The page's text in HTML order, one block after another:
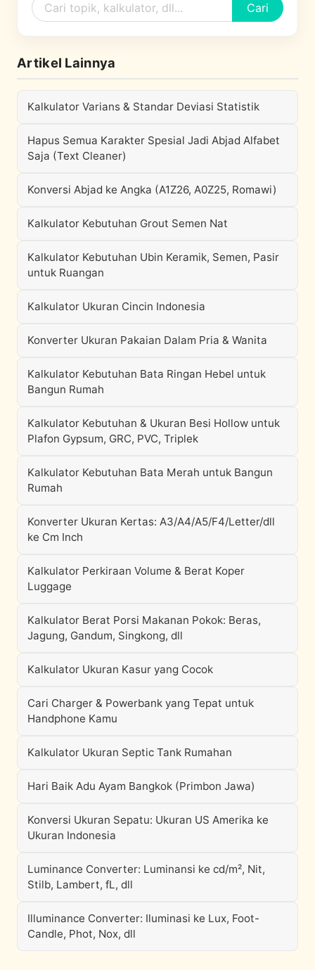
Cari
Artikel Lainnya
Kalkulator Varians & Standar Deviasi Statistik
Hapus Semua Karakter Spesial Jadi Abjad Alfabet
Saja (Text Cleaner)
Konversi Abjad ke Angka (A1Z26, A0Z25, Romawi)
Kalkulator Kebutuhan Grout Semen Nat
Kalkulator Kebutuhan Ubin Keramik, Semen, Pasir
untuk Ruangan
Kalkulator Ukuran Cincin Indonesia
Konverter Ukuran Pakaian Dalam Pria & Wanita
Kalkulator Kebutuhan Bata Ringan Hebel untuk
Bangun Rumah
Kalkulator Kebutuhan & Ukuran Besi Hollow untuk
Plafon Gypsum, GRC, PVC, Triplek
Kalkulator Kebutuhan Bata Merah untuk Bangun
Rumah
Konverter Ukuran Kertas: A3/A4/A5/F4/Letter/dll
ke Cm Inch
Kalkulator Perkiraan Volume & Berat Koper
Luggage
Kalkulator Berat Porsi Makanan Pokok: Beras,
Jagung, Gandum, Singkong, dll
Kalkulator Ukuran Kasur yang Cocok
Cari Charger & Powerbank yang Tepat untuk
Handphone Kamu
Kalkulator Ukuran Septic Tank Rumahan
Hari Baik Adu Ayam Bangkok (Primbon Jawa)
Konversi Ukuran Sepatu: Ukuran US Amerika ke
Ukuran Indonesia
Luminance Converter: Luminansi ke cd/m², Nit,
Stilb, Lambert, fL, dll
Illuminance Converter: Iluminasi ke Lux, Foot-
Candle, Phot, Nox, dll